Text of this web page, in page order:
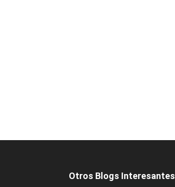
Otros Blogs Interesantes